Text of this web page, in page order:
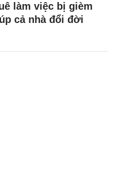
làm việc bị gièm
cả nhà đổi đời